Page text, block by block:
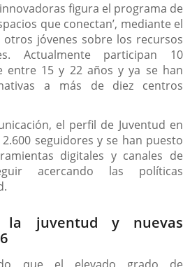
figura el programa de
que conectan’, mediante el
jóvenes sobre los recursos
Actualmente participan 10
entre 15 y 22 años y ya se han
a más de diez centros
el perfil de Juventud en
seguidores y se han puesto
digitales y canales de
acercando las políticas
la juventud y nuevas